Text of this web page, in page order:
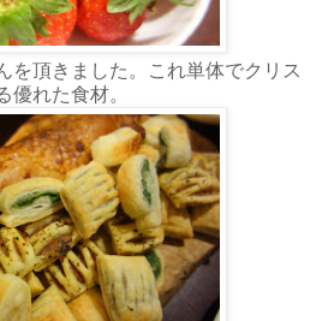
を頂きました。これ単体でクリス
優れた食材。